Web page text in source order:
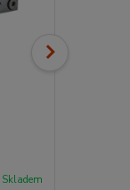
Skladem